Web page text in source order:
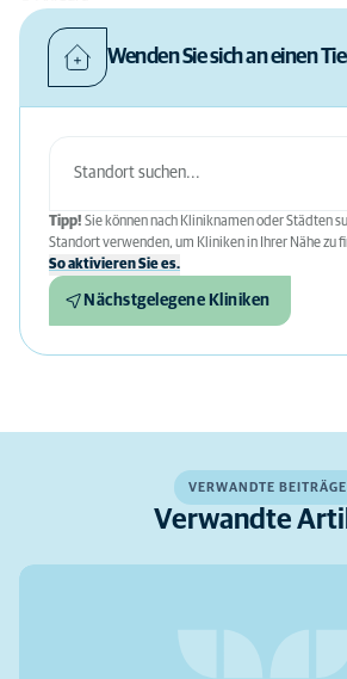
Wenden Sie sich an einen
Tipp! Sie können nach Kliniknamen oder Städten
Standort verwenden, um Kliniken in Ihrer Nähe zu
So aktivieren Sie es.
Nächstgelegene Kliniken
VERWANDTE BEITRÄGE
Verwandte